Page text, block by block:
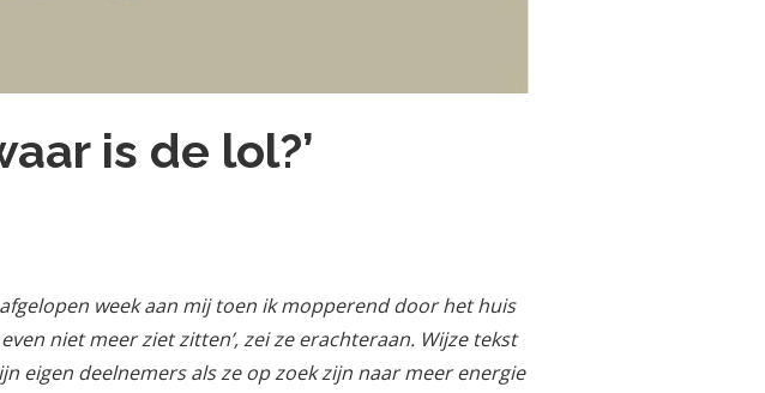
is de lol?’
week aan mij toen ik mopperend door het huis
niet meer ziet zitten’, zei ze erachteraan. Wijze tekst
eigen deelnemers als ze op zoek zijn naar meer energie